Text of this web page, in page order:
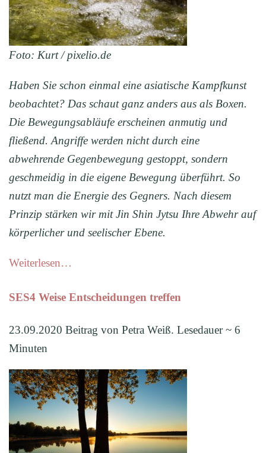
Foto: Kurt / pixelio.de
Haben Sie schon einmal eine asiatische Kampfkunst
beobachtet? Das schaut ganz anders aus als Boxen.
Die Bewegungsabläufe erscheinen anmutig und
fließend. Angriffe werden nicht durch eine
abwehrende Gegenbewegung gestoppt, sondern
geschmeidig in die eigene Bewegung überführt. So
nutzt man die Energie des Gegners. Nach diesem
Prinzip stärken wir mit Jin Shin Jytsu Ihre Abwehr auf
körperlicher und seelischer Ebene.
Weiterlesen…
SES4 Weise Entscheidungen treffen
23.09.2020 Beitrag von Petra Weiß. Lesedauer ~ 6
Minuten